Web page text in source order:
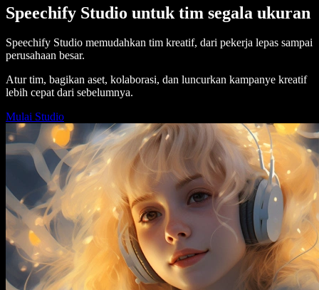
Speechify Studio untuk tim segala ukuran
Speechify Studio memudahkan tim kreatif, dari pekerja lepas sampai
perusahaan besar.
Atur tim, bagikan aset, kolaborasi, dan luncurkan kampanye kreatif
lebih cepat dari sebelumnya.
Mulai Studio